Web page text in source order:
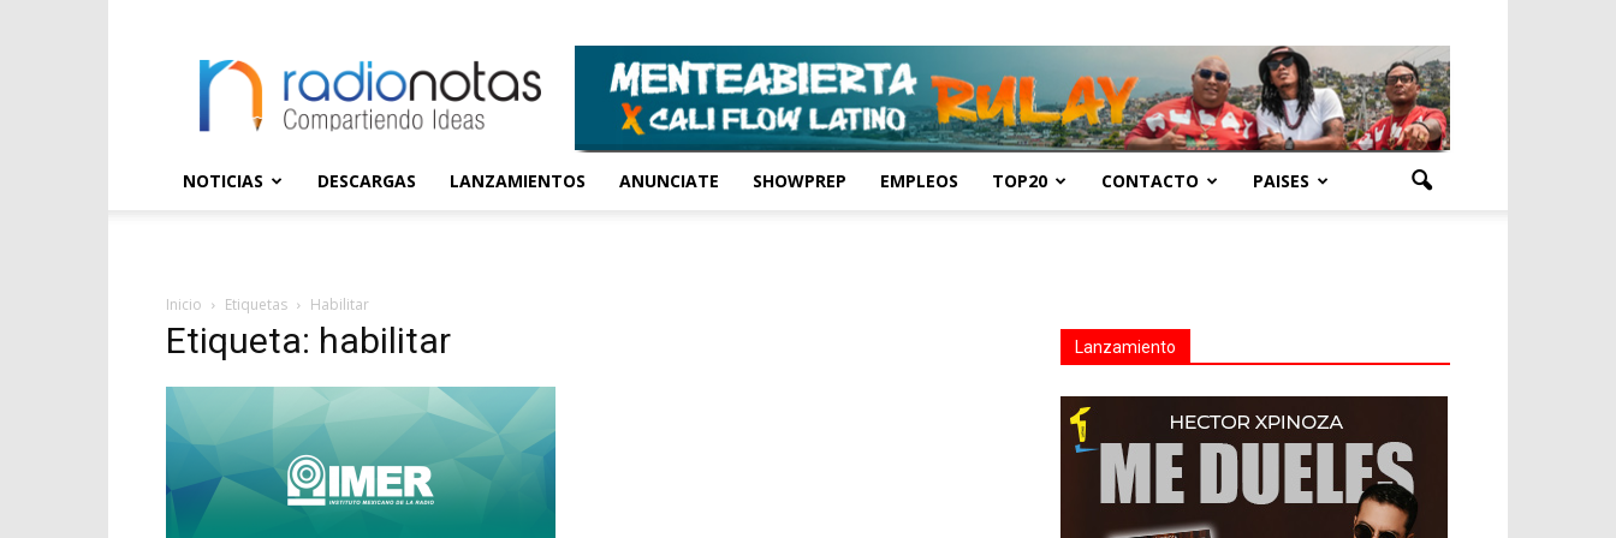
NOTICIAS DESCARGAS LANZAMIENTOS ANUNCIATE SHOWPREP EMPLEOS TOP20 CONTACTO PAISES
Inicio Etiquetas Habilitar
Etiqueta: habilitar Lanzamiento